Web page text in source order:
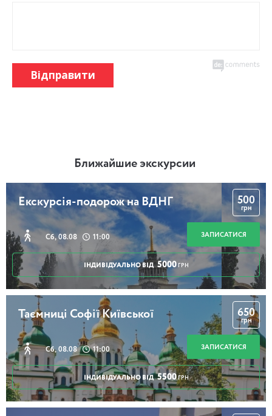
Відправити
Ближайшие экскурсии
Екскурсія-подорож на ВДНГ
Сб, 08.08 11:00
500
грн
ЗАПИСАТИСЯ
ІНДИВІДУАЛЬНО ВІД 5000 ГРН
Таємниці Софії Київської
Сб, 08.08 11:00
650
грн
ЗАПИСАТИСЯ
ІНДИВІДУАЛЬНО ВІД 5500 ГРН